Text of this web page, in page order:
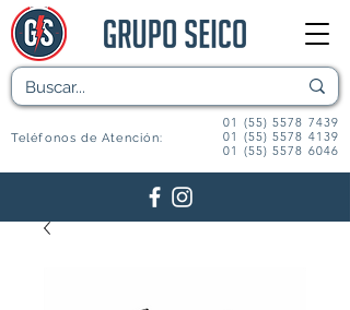
Teléfonos de Atención:
01 (55) 5578 7439
01 (55) 5578 4139
01 (55) 5578 6046